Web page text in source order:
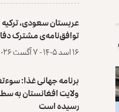
عربستان سعودی،
توافق‌نامه‌ی مشترک
۱۶ اسد ۱۴۰۵ - ۷ آگست ۲۰۲۶
ولایت افغانستان به
رسیده است